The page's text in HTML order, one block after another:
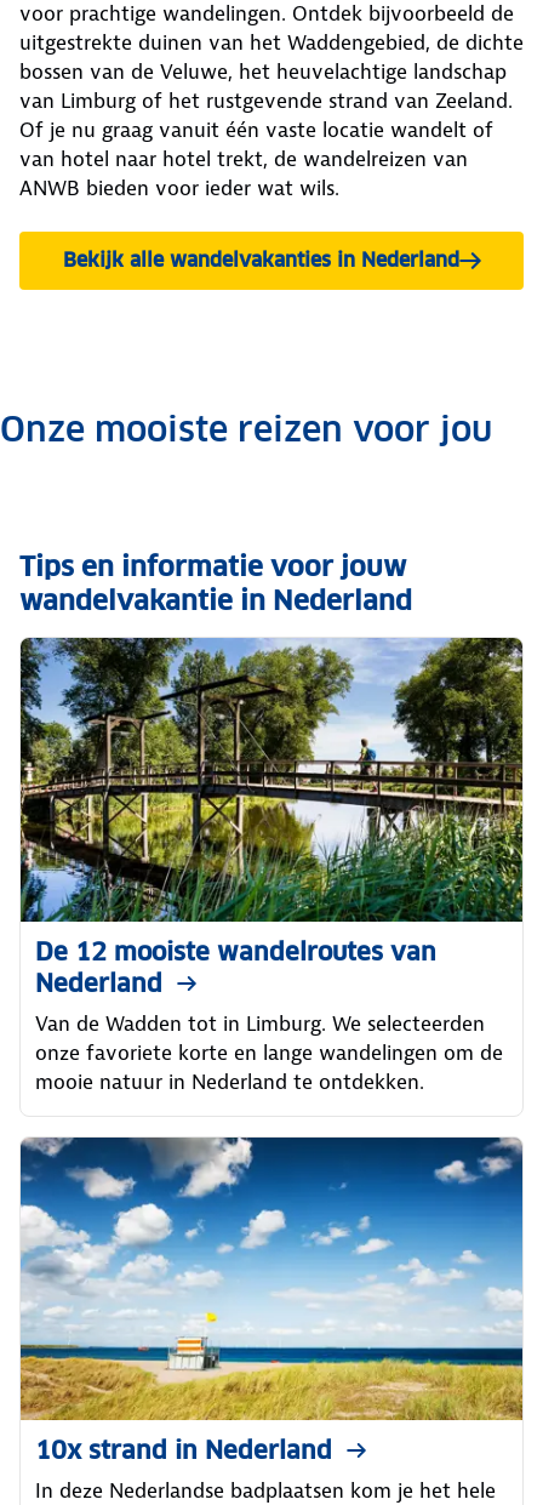
voor prachtige wandelingen. Ontdek bijvoorbeeld de
uitgestrekte duinen van het Waddengebied, de dichte
bossen van de Veluwe, het heuvelachtige landschap
van Limburg of het rustgevende strand van Zeeland.
Of je nu graag vanuit één vaste locatie wandelt of
van hotel naar hotel trekt, de wandelreizen van
ANWB bieden voor ieder wat wils.
Bekijk alle wandelvakanties in Nederland
.Onze mooiste reizen voor jou
Tips en informatie voor jouw
wandelvakantie in Nederland
De 12 mooiste wandelroutes van
Nederland
Van de Wadden tot in Limburg. We selecteerden
onze favoriete korte en lange wandelingen om de
mooie natuur in Nederland te ontdekken.
10x strand in Nederland
In deze Nederlandse badplaatsen kom je het hele